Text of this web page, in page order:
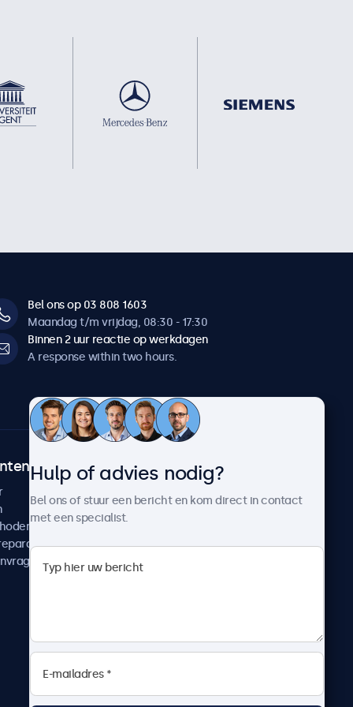
Bel ons op 03 808 1603
Maandag t/m vrijdag, 08:30 - 17:30
Binnen 2 uur reactie op werkdagen
A response within two hours.
Over Beetronics
Werken bij Beetronics
Algemene voorwaarden
Hulp of advies nodig?
Bel ons of stuur een bericht en kom direct in contact
met een specialist.